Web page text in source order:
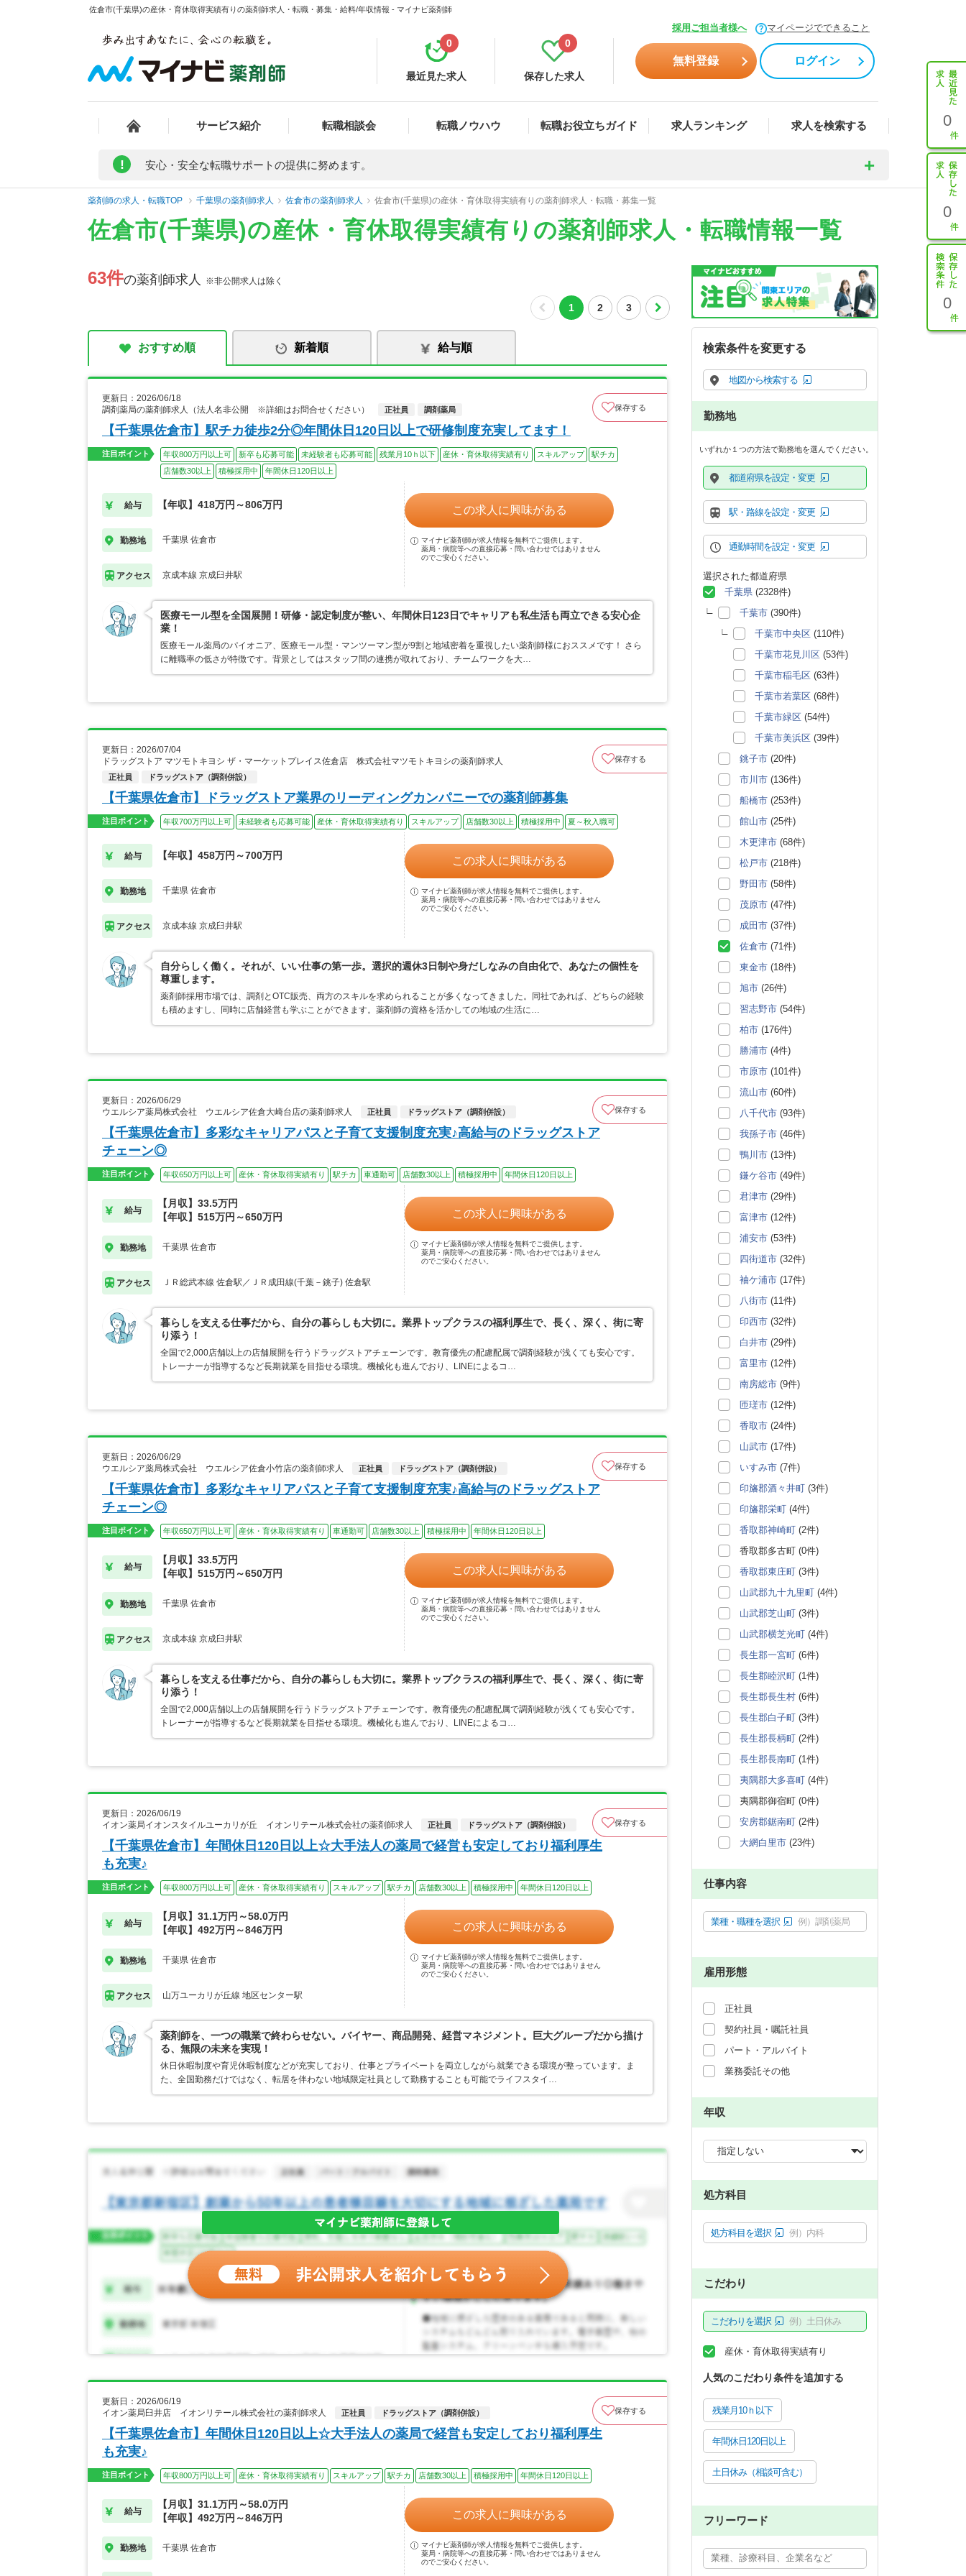
佐倉市(千葉県)の産休・育休取得実績有りの薬剤師求人・転職・募集・給料/年収情報 - マイナビ薬剤師
採用ご担当者様へ マイページでできること
最近見た求人
0
保存した求人
0
無料登録 ログイン
サービス紹介 転職相談会 転職ノウハウ 転職お役立ちガイド 求人ランキング 求人を検索する 0
0
0
! 安心・安全な転職サポートの提供に努めます。
薬剤師の求人・転職TOP 千葉県の薬剤師求人 佐倉市の薬剤師求人 佐倉市(千葉県)の産休・育休取得実績有りの薬剤師求人・転職・募集一覧
佐倉市(千葉県)の産休・育休取得実績有りの薬剤師求人・転職情報一覧
63件の薬剤師求人 ※非公開求人は除く
1 2 3
おすすめ順 新着順 給与順
更新日：2026/06/18
調剤薬局の薬剤師求人（法人名非公開 ※詳細はお問合せください）
正社員 調剤薬局 保存する
【千葉県佐倉市】駅チカ徒歩2分◎年間休日120日以上で研修制度充実してます！
注目ポイント 年収800万円以上可 新卒も応募可能 未経験者も応募可能 残業月10ｈ以下 産休・育休取得実績有り スキルアップ
駅チカ
店舗数30以上
積極採用中 年間休日120日以上
給与 【年収】418万円～806万円
勤務地 千葉県 佐倉市
アクセス 京成本線 京成臼井駅
この求人に興味がある
マイナビ薬剤師が求人情報を無料でご提供します。
薬局・病院等への直接応募・問い合わせではありません
のでご安心ください。
医療モール型を全国展開！研修・認定制度が整い、年間休日123日でキャリアも私生活も両立できる安心企
業！
医療モール薬局のパイオニア、医療モール型・マンツーマン型が9割と地域密着を重視したい薬剤師様におススメです！ さら
に離職率の低さが特徴です。背景としてはスタッフ間の連携が取れており、チームワークを大…
更新日：2026/07/04
ドラッグストア マツモトキヨシ ザ・マーケットプレイス佐倉店 株式会社マツモトキヨシの薬剤師求人
正社員 ドラッグストア（調剤併設）
保存する
【千葉県佐倉市】ドラッグストア業界のリーディングカンパニーでの薬剤師募集
注目ポイント 年収700万円以上可 未経験者も応募可能 産休・育休取得実績有り スキルアップ 店舗数30以上 積極採用中 夏～秋入職可
給与 【年収】458万円～700万円
勤務地 千葉県 佐倉市
アクセス 京成本線 京成臼井駅
この求人に興味がある
マイナビ薬剤師が求人情報を無料でご提供します。
薬局・病院等への直接応募・問い合わせではありません
のでご安心ください。
自分らしく働く。それが、いい仕事の第一歩。選択的週休3日制や身だしなみの自由化で、あなたの個性を
尊重します。
薬剤師採用市場では、調剤とOTC販売、両方のスキルを求められることが多くなってきました。同社であれば、どちらの経験
も積めますし、同時に店舗経営も学ぶことができます。薬剤師の資格を活かしての地域の生活に…
更新日：2026/06/29
ウエルシア薬局株式会社 ウエルシア佐倉大崎台店の薬剤師求人
正社員 ドラッグストア（調剤併設） 保存する
【千葉県佐倉市】多彩なキャリアパスと子育て支援制度充実♪高給与のドラッグストア
チェーン◎
注目ポイント 年収650万円以上可 産休・育休取得実績有り 駅チカ 車通勤可 店舗数30以上 積極採用中 年間休日120日以上
給与
【月収】33.5万円
【年収】515万円～650万円
勤務地 千葉県 佐倉市
アクセス ＪＲ総武本線 佐倉駅／ＪＲ成田線(千葉－銚子) 佐倉駅
この求人に興味がある
マイナビ薬剤師が求人情報を無料でご提供します。
薬局・病院等への直接応募・問い合わせではありません
のでご安心ください。
暮らしを支える仕事だから、自分の暮らしも大切に。業界トップクラスの福利厚生で、長く、深く、街に寄
り添う！
全国で2,000店舗以上の店舗展開を行うドラッグストアチェーンです。教育優先の配慮配属で調剤経験が浅くても安心です。
トレーナーが指導するなど長期就業を目指せる環境。機械化も進んでおり、LINEによるコ…
更新日：2026/06/29
ウエルシア薬局株式会社 ウエルシア佐倉小竹店の薬剤師求人
正社員 ドラッグストア（調剤併設） 保存する
【千葉県佐倉市】多彩なキャリアパスと子育て支援制度充実♪高給与のドラッグストア
チェーン◎
注目ポイント 年収650万円以上可 産休・育休取得実績有り 車通勤可 店舗数30以上 積極採用中 年間休日120日以上
給与
【月収】33.5万円
【年収】515万円～650万円
勤務地 千葉県 佐倉市
アクセス 京成本線 京成臼井駅
この求人に興味がある
マイナビ薬剤師が求人情報を無料でご提供します。
薬局・病院等への直接応募・問い合わせではありません
のでご安心ください。
暮らしを支える仕事だから、自分の暮らしも大切に。業界トップクラスの福利厚生で、長く、深く、街に寄
り添う！
全国で2,000店舗以上の店舗展開を行うドラッグストアチェーンです。教育優先の配慮配属で調剤経験が浅くても安心です。
トレーナーが指導するなど長期就業を目指せる環境。機械化も進んでおり、LINEによるコ…
更新日：2026/06/19
イオン薬局イオンスタイルユーカリが丘 イオンリテール株式会社の薬剤師求人
正社員 ドラッグストア（調剤併設） 保存する
【千葉県佐倉市】年間休日120日以上☆大手法人の薬局で経営も安定しており福利厚生
も充実♪
注目ポイント 年収800万円以上可 産休・育休取得実績有り スキルアップ 駅チカ 店舗数30以上 積極採用中 年間休日120日以上
給与
【月収】31.1万円～58.0万円
【年収】492万円～846万円
勤務地 千葉県 佐倉市
アクセス 山万ユーカリが丘線 地区センター駅
この求人に興味がある
マイナビ薬剤師が求人情報を無料でご提供します。
薬局・病院等への直接応募・問い合わせではありません
のでご安心ください。
薬剤師を、一つの職業で終わらせない。バイヤー、商品開発、経営マネジメント。巨大グループだから描け
る、無限の未来を実現！
休日休暇制度や育児休暇制度などが充実しており、仕事とプライベートを両立しながら就業できる環境が整っています。ま
た、全国勤務だけではなく、転居を伴わない地域限定社員として勤務することも可能でライフスタイ…
更新日：2026/06/19
イオン薬局臼井店 イオンリテール株式会社の薬剤師求人
正社員 ドラッグストア（調剤併設） 保存する
【千葉県佐倉市】年間休日120日以上☆大手法人の薬局で経営も安定しており福利厚生
も充実♪
注目ポイント 年収800万円以上可 産休・育休取得実績有り スキルアップ 駅チカ 店舗数30以上 積極採用中 年間休日120日以上
給与
【月収】31.1万円～58.0万円
【年収】492万円～846万円
勤務地 千葉県 佐倉市
この求人に興味がある
マイナビ薬剤師が求人情報を無料でご提供します。
薬局・病院等への直接応募・問い合わせではありません
のでご安心ください。
検索条件を変更する
地図から検索する
勤務地
いずれか１つの方法で勤務地を選んでください。
都道府県を設定・変更
駅・路線を設定・変更
通勤時間を設定・変更
選択された都道府県
千葉県 (2328件)
千葉市 (390件)
千葉市中央区 (110件)
千葉市花見川区 (53件)
千葉市稲毛区 (63件)
千葉市若葉区 (68件)
千葉市緑区 (54件)
千葉市美浜区 (39件)
銚子市 (20件)
市川市 (136件)
船橋市 (253件)
館山市 (25件)
木更津市 (68件)
松戸市 (218件)
野田市 (58件)
茂原市 (47件)
成田市 (37件)
佐倉市 (71件)
東金市 (18件)
旭市 (26件)
習志野市 (54件)
柏市 (176件)
勝浦市 (4件)
市原市 (101件)
流山市 (60件)
八千代市 (93件)
我孫子市 (46件)
鴨川市 (13件)
鎌ケ谷市 (49件)
君津市 (29件)
富津市 (12件)
浦安市 (53件)
四街道市 (32件)
袖ケ浦市 (17件)
八街市 (11件)
印西市 (32件)
白井市 (29件)
富里市 (12件)
南房総市 (9件)
匝瑳市 (12件)
香取市 (24件)
山武市 (17件)
いすみ市 (7件)
印旛郡酒々井町 (3件)
印旛郡栄町 (4件)
香取郡神崎町 (2件)
香取郡多古町 (0件)
香取郡東庄町 (3件)
山武郡九十九里町 (4件)
山武郡芝山町 (3件)
山武郡横芝光町 (4件)
長生郡一宮町 (6件)
長生郡睦沢町 (1件)
長生郡長生村 (6件)
長生郡白子町 (3件)
長生郡長柄町 (2件)
長生郡長南町 (1件)
夷隅郡大多喜町 (4件)
夷隅郡御宿町 (0件)
安房郡鋸南町 (2件)
大網白里市 (23件)
仕事内容
業種・職種を選択 例）調剤薬局
雇用形態
正社員
契約社員・嘱託社員
パート・アルバイト
業務委託その他
年収
処方科目
処方科目を選択 例）内科
こだわり
こだわりを選択 例）土日休み
産休・育休取得実績有り
人気のこだわり条件を追加する
残業月10ｈ以下
年間休日120日以上
土日休み（相談可含む）
フリーワード